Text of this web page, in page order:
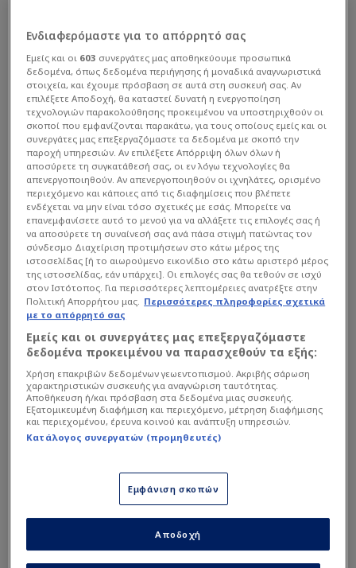
Κίτρινη κάρτα
Aurele Amenda
47'
Κίτρινη κάρτα
Fares Chaibi
Αλλαγή εκτός
Arnaud Kalimuendo
46'
Αλλαγή εντός
Fares Chaibi
Πρώτο ημίχρονο
45+4'
Γκολ ( 0 : 2 )
Nikolas Nartey
27'
Κίτρινη κάρτα
Chema Andres
17'
Αλλαγή εκτός
Jean Matteo Bahoya
17'
Αλλαγή εντός
Ansgar Knauff
Chema Andres
Αναπληρωματικοί
7
17'
Ansgar Knauff
Επιθετικός
8
46'
Fares Chaibi
Μέσος
18
60'
Mahmoud Dahoud
Μέσος
9
72',90+2' 60'
Jonathan Burkardt
Επιθετικός
22 Timothy Chandler
Μέσος
40 Kaua Santos
Τερματοφύλακας
Στατιστικά Διοργάνωσης
Bundesliga
Σεζόν 25/26
Ομάδα ΑΓ Ν
1 BMU 34 28 5 1
2 BVB 34 22 7 5 +36
3 RBL 34 20 5 9 +19 65
4 VFB 34 18 8 8 +22
5 TSG
6 LEV 34 17 8 9 +21
7 SCF 34 13 8 13 -6
8 SGE 34 11 11 12 -4 44
9 FCA 34
Ενδιαφερόμαστε για το απόρρητό σας
Εμείς και οι 603 συνεργάτες μας αποθηκεύουμε προσωπικά
δεδομένα, όπως δεδομένα περιήγησης ή μοναδικά αναγνωριστικά
στοιχεία, και έχουμε πρόσβαση σε αυτά στη συσκευή σας. Αν
επιλέξετε Αποδοχή, θα καταστεί δυνατή η ενεργοποίηση
τεχνολογιών παρακολούθησης προκειμένου να υποστηριχθούν οι
σκοποί που εμφανίζονται παρακάτω, για τους οποίους εμείς και οι
συνεργάτες μας επεξεργαζόμαστε τα δεδομένα με σκοπό την
παροχή υπηρεσιών. Αν επιλέξετε Απόρριψη όλων όλων ή
αποσύρετε τη συγκατάθεσή σας, οι εν λόγω τεχνολογίες θα
απενεργοποιηθούν. Αν απενεργοποιηθούν οι ιχνηλάτες, ορισμένο
περιεχόμενο και κάποιες από τις διαφημίσεις που βλέπετε
ενδέχεται να μην είναι τόσο σχετικές με εσάς. Μπορείτε να
επανεμφανίσετε αυτό το μενού για να αλλάξετε τις επιλογές σας ή
να αποσύρετε τη συναίνεσή σας ανά πάσα στιγμή πατώντας τον
σύνδεσμο Διαχείριση προτιμήσεων στο κάτω μέρος της
ιστοσελίδας [ή το αιωρούμενο εικονίδιο στο κάτω αριστερό μέρος
της ιστοσελίδας, εάν υπάρχει]. Οι επιλογές σας θα τεθούν σε ισχύ
στον Ιστότοπος. Για περισσότερες λεπτομέρειες ανατρέξτε στην
Πολιτική Απορρήτου μας. Περισσότερες πληροφορίες σχετικά
με το απόρρητό σας
Εμείς και οι συνεργάτες μας επεξεργαζόμαστε
δεδομένα προκειμένου να παρασχεθούν τα εξής:
Χρήση επακριβών δεδομένων γεωεντοπισμού. Ακριβής σάρωση
χαρακτηριστικών συσκευής για αναγνώριση ταυτότητας.
Αποθήκευση ή/και πρόσβαση στα δεδομένα μιας συσκευής.
Εξατομικευμένη διαφήμιση και περιεχόμενο, μέτρηση διαφήμισης
και περιεχομένου, έρευνα κοινού και ανάπτυξη υπηρεσιών.
Κατάλογος συνεργατών (προμηθευτές)
Εμφάνιση σκοπών
Αποδοχή